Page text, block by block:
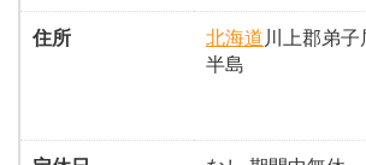
住所
北海道川上郡弟
半島